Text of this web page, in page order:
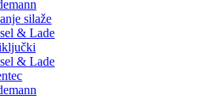
silaže
& Lade
& Lade